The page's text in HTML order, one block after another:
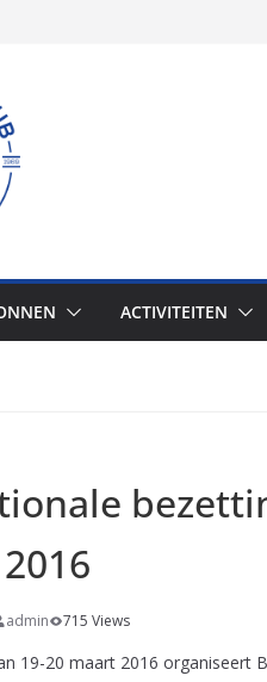
ACTIVITEITEN
admin 715 Views
19-20 maart 2016 organiseert